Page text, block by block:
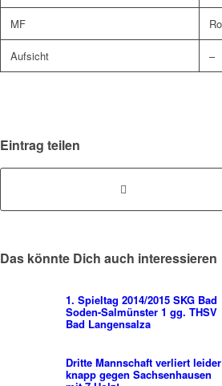
MF
Aufsicht –
Eintrag teilen
Das könnte Dich auch interessieren
1. Spieltag 2014/2015 SKG Bad
Soden-Salmünster 1 gg. THSV
Bad Langensalza
Dritte Mannschaft verliert leider
knapp gegen Sachsenhausen